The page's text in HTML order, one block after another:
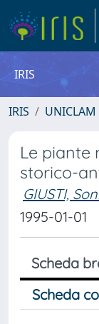
IRIS
IRIS UNICLAM
Le piante
storico-
GIUSTI,
1995-01-01
Scheda
Scheda